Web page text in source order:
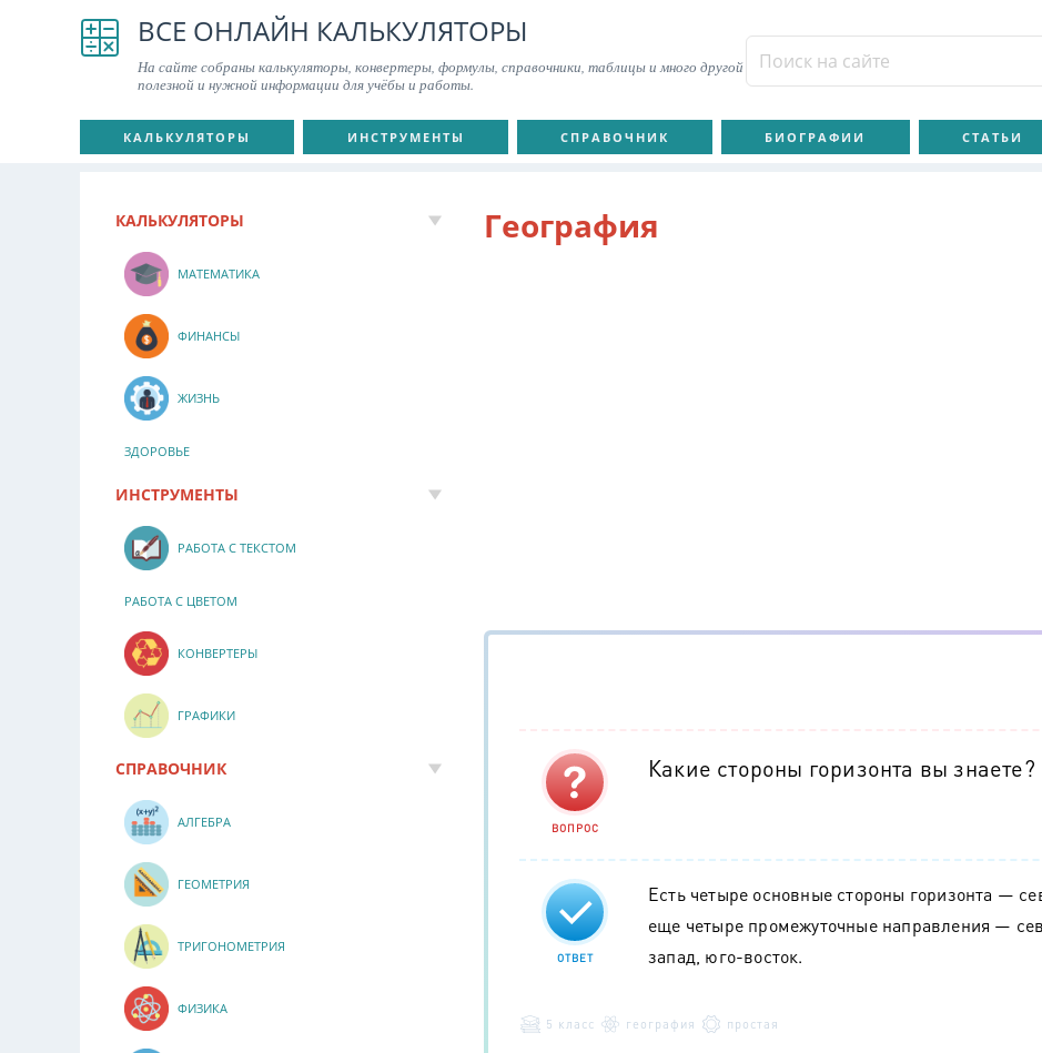
ВСЕ ОНЛАЙН КАЛЬКУЛЯТОРЫ
На сайте собраны калькуляторы, конвертеры, формулы, справочники, таблицы и много другой
полезной и нужной информации для учёбы и работы.
КАЛЬКУЛЯТОРЫ ИНСТРУМЕНТЫ СПРАВОЧНИК БИОГРАФИИ СТАТЬИ
География
ВОПРОС
Какие стороны горизонта вы знаете?
ОТВЕТ
Есть четыре основные стороны горизонта —
еще четыре промежуточные направления —
запад, юго-восток.
5 класс география простая
КАЛЬКУЛЯТОРЫ
МАТЕМАТИКА
ФИНАНСЫ
ЖИЗНЬ
ЗДОРОВЬЕ
ИНСТРУМЕНТЫ
РАБОТА С ТЕКСТОМ
РАБОТА С ЦВЕТОМ
КОНВЕРТЕРЫ
ГРАФИКИ
СПРАВОЧНИК
АЛГЕБРА
ГЕОМЕТРИЯ
ТРИГОНОМЕТРИЯ
ФИЗИКА